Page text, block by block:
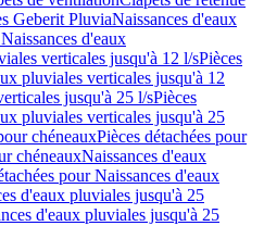
Geberit PluviaNaissances d'eaux
d'eaux
verticales jusqu'à 12 l/sPièces
pluviales verticales jusqu'à 12
jusqu'à 25 l/sPièces
pluviales verticales jusqu'à 25
chéneauxPièces détachées pour
chéneauxNaissances d'eaux
pour Naissances d'eaux
d'eaux pluviales jusqu'à 25
d'eaux pluviales jusqu'à 25